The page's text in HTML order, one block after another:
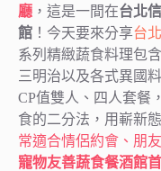
廳 ，這是一間在台北
館 ！今天要來分享台
系列精緻蔬食料理包
三明治以及各式異國
CP值雙人、四人套餐
食的二分法，用嶄新
常適合情侶約會、朋
寵物友善蔬食餐酒館